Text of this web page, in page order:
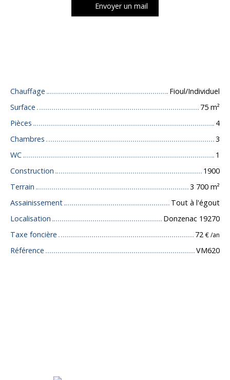
Envoyer un mail
Chauffage
Fioul/Individuel
Surface
75 m²
Pièces
4
Chambres
3
WC
1
Construction
1900
Terrain
3 700 m²
Assainissement
Tout à l'égout
Localisation
Donzenac 19270
Taxe foncière
72 € /an
Référence VM620